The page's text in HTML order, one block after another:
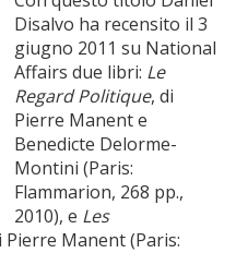
Disalvo ha recensito il 3
giugno 2011 su National
Affairs due libri: Le
Regard Politique, di
Pierre Manent e
Benedicte Delorme-
Montini (Paris:
Flammarion, 268 pp.,
2010), e Les
Pierre Manent (Paris: